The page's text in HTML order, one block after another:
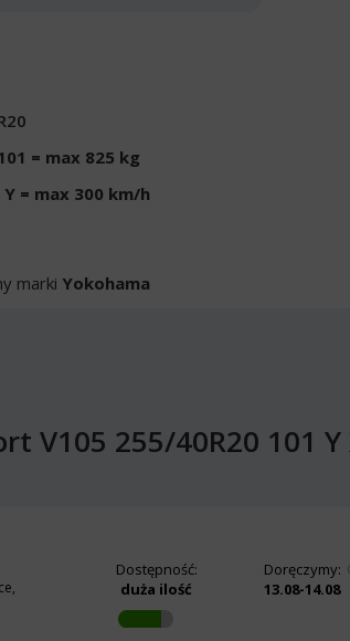
= max 825 kg
Y = max 300 km/h
marki Yokohama
V105 255/40R20 101 Y
Dostępność:
duża ilość
Doręczymy:
13.08-14.08